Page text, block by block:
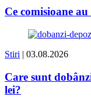
Ce comisioane
Stiri | 03.08.2026
Care sunt
lei?